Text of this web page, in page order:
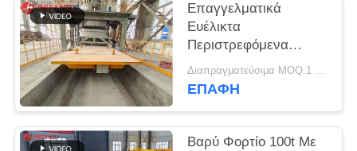
Επαγγελματικά
Ευέλικτα
Περιστρεφόμενα
Αμαξίδια Μεταφοράς
με Σταθμό
Διαπραγματεύσιμα MOQ:1 σύνολο/σύνολα
ΕΠΑΦΉ
Βαρύ Φορτίο 100t Με